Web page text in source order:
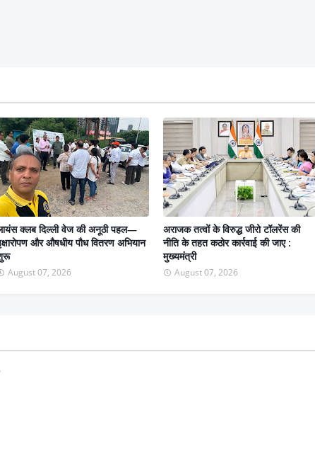
क्लब दिल्ली वेज की अनूठी पहल—
और औषधीय पौध वितरण अभियान
August 07, 2026
अराजक तत्वों के विरुद्ध जीरो टॉलरेंस की
नीति के तहत कठोर कार्रवाई की जाए :
मुख्यमंत्री
August 07, 2026